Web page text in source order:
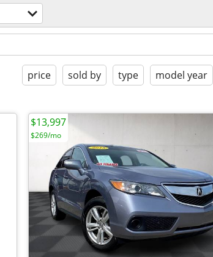
price sold by type model year
$13,997
$269/mo